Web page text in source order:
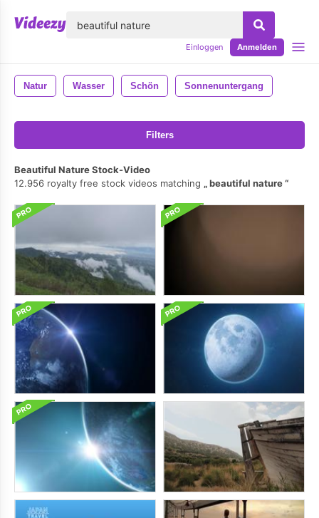
Einloggen Anmelden
Natur Wasser Schön Sonnenuntergang
Filters
Beautiful Nature Stock-Video
12.956 royalty free stock videos matching
beautiful nature